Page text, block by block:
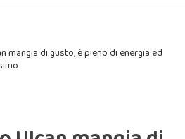
mangia di gusto, è pieno di energia ed